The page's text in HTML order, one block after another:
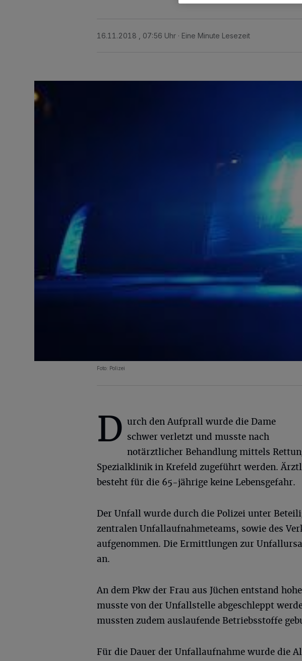
16.11.2018 , 07:56 Uhr Eine Minute Lesezeit
Foto: Polizei
D urch den Aufprall wurde die Dame
schwer verletzt und musste nach
notärztlicher Behandlung mittels
Spezialklinik in Krefeld zugeführt werden.
besteht für die 65-jährige keine Lebensgefahr.
Der Unfall wurde durch die Polizei unter
zentralen Unfallaufnahmeteams, sowie des
aufgenommen. Die Ermittlungen zur
an.
An dem Pkw der Frau aus Jüchen entstand
musste von der Unfallstelle abgeschleppt
mussten zudem auslaufende Betriebsstoffe
Für die Dauer der Unfallaufnahme wurde die